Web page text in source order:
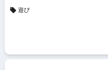
遊び